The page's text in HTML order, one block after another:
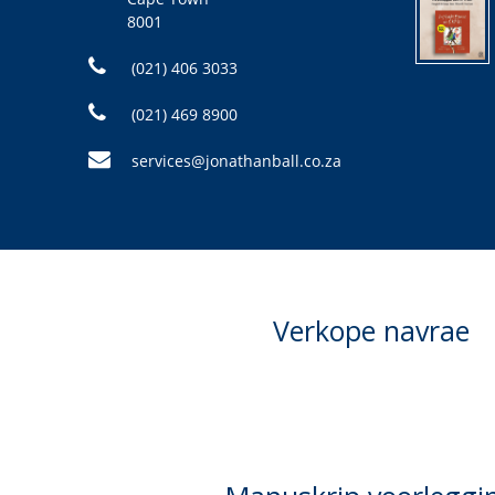
8001
(021) 406 3033
(021) 469 8900
services@jonathanball.co.za
Verkope navrae